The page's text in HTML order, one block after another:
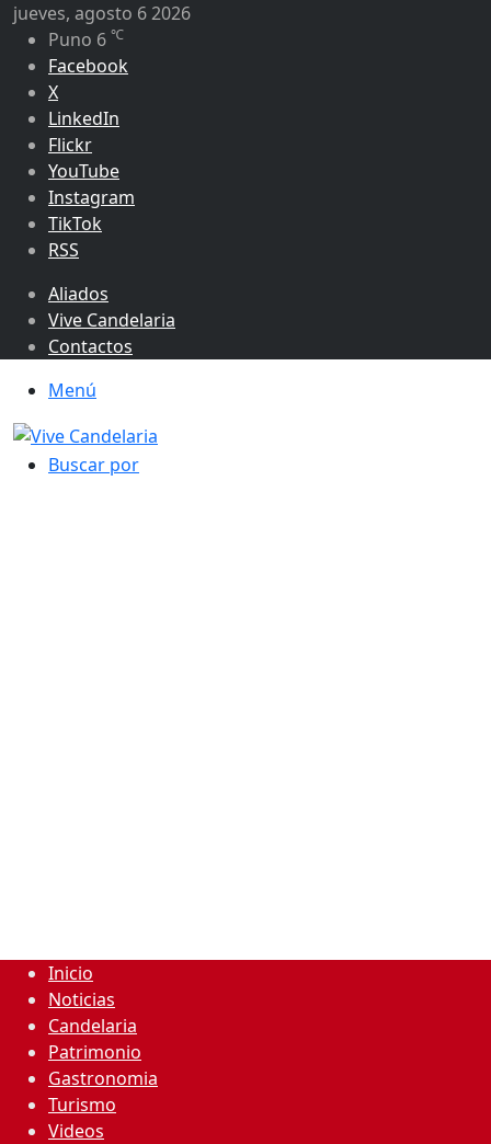
jueves, agosto 6 2026
Puno 6 ℃
Facebook
X
LinkedIn
Flickr
YouTube
Instagram
TikTok
RSS
Aliados
Vive Candelaria
Contactos
Menú
Buscar por
Inicio
Noticias
Candelaria
Patrimonio
Gastronomia
Turismo
Videos